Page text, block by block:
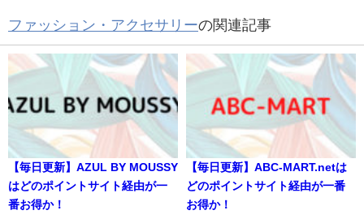
ファッション・アクセサリーの関連記事
【毎日更新】AZUL BY MOUSSY
はどのポイントサイト経由が一
番お得か！
【毎日更新】ABC-MART.netは
どのポイントサイト経由が一番
お得か！